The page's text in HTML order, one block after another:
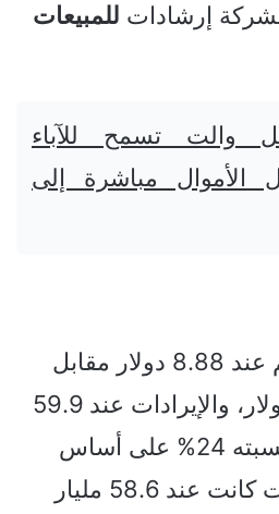
إرشادات للمبيعات
والت تسمح للآباء
الأموال مباشرة إلى
وجاءت ربحية السهم عند 8.88 دولار مقابل
توقعات عند 8.23 دولار، والإيرادات عند 59.9
مليار دولار بارتفاع نسبته 24% على أساس
سنوي مقابل تقديرات كانت عند 58.6 مليار